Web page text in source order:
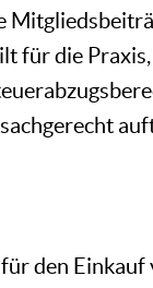
für die
den Einkauf